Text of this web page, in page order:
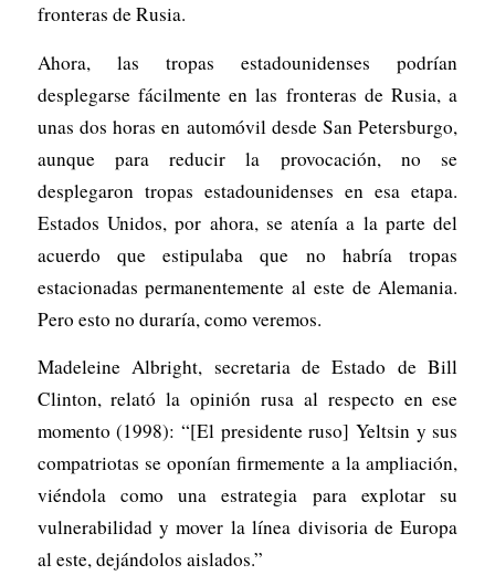
fronteras de Rusia.
Ahora, las tropas estadounidenses podrían
desplegarse fácilmente en las fronteras de Rusia, a
unas dos horas en automóvil desde San Petersburgo,
aunque para reducir la provocación, no se
desplegaron tropas estadounidenses en esa etapa.
Estados Unidos, por ahora, se atenía a la parte del
acuerdo que estipulaba que no habría tropas
estacionadas permanentemente al este de Alemania.
Pero esto no duraría, como veremos.
Madeleine Albright, secretaria de Estado de Bill
Clinton, relató la opinión rusa al respecto en ese
momento (1998): “[El presidente ruso] Yeltsin y sus
compatriotas se oponían firmemente a la ampliación,
viéndola como una estrategia para explotar su
vulnerabilidad y mover la línea divisoria de Europa
al este, dejándolos aislados.”